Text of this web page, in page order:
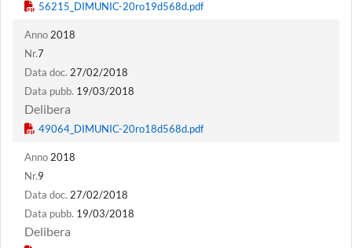
Anno 2018
Nr.7
Data doc. 27/02/2018
Data pubb. 19/03/2018
Delibera
Anno2018
Nr.9
Data doc. 27/02/2018
Data pubb. 19/03/2018
Delibera